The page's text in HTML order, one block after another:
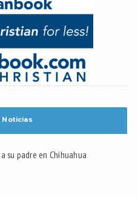
Noticias
su padre en Chihuahua